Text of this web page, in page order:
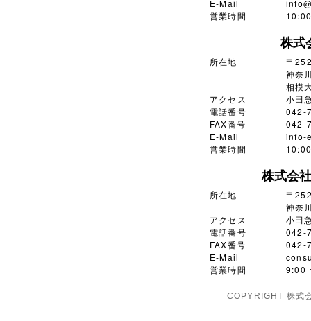
E-Mail
営業時間
株式
所在地
〒
神奈
相模
アクセス
小田
電話番号
042-
FAX番号
042-
E-Mail
info-
営業時間
株式会
所在地
〒
神奈
アクセス
小田
電話番号
042-
FAX番号
042-
E-Mail
営業時間
9:00
COPYRIGHT 株式